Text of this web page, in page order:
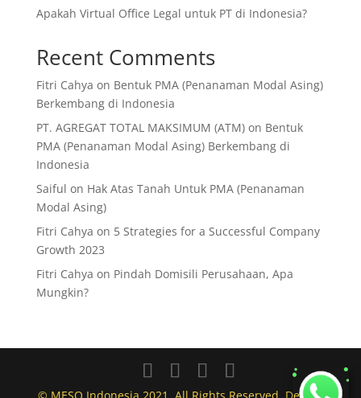
Apakah Virtual Office Legal untuk PT di Indonesia?
Recent Comments
Fitri Cahya on Bentuk PMA (Penanaman Modal Asing)
Berkembang di Indonesia
PT. AGREGAT TOTAL MAKSIMUM (ATM)on Bentuk
PMA (Penanaman Modal Asing) Berkembang di
Indonesia
Saiful on Hak Atas Tanah Untuk PMA (Penanaman
Modal Asing)
Fitri Cahya on 5 Strategies for a Successful Company
Growth 2023
Fitri Cahya on Pindah Domisili Perusahaan, Apa
Mungkin?